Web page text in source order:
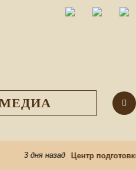
3 дня назад Центр подготовки